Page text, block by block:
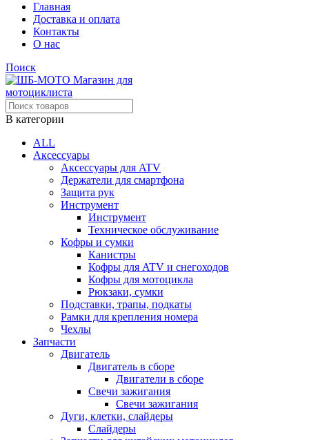
Главная
Доставка и оплата
Контакты
О нас
Поиск
В категории
ALL
Аксессуары
Аксессуары для ATV
Держатели для смартфона
Защита рук
Инструмент
Инструмент
Техническое обслуживание
Кофры и сумки
Канистры
Кофры для ATV и снегоходов
Кофры для мотоцикла
Рюкзаки, сумки
Подставки, трапы, подкаты
Рамки для крепления номера
Чехлы
Запчасти
Двигатель
Двигатель в сборе
Двигатели в сборе
Свечи зажигания
Свечи зажигания
Дуги, клетки, слайдеры
Слайдеры